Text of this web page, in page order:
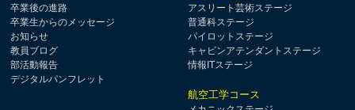
卒業後の進路
卒業生からのメッセージ
お知らせ
教員ブログ
部活動報告
デジタルパンフレット
アスリート芸術ステージ
普通科ステージ
パイロットステージ
キャビンアテンダントステージ
情報ITステージ
航空工学コース